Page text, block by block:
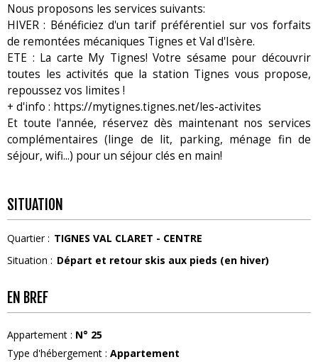
Nous proposons les services suivants:
HIVER : Bénéficiez d'un tarif préférentiel sur vos forfaits
de remontées mécaniques Tignes et Val d'Isère.
ETE : La carte My Tignes! Votre sésame pour découvrir
toutes les activités que la station Tignes vous propose,
repoussez vos limites !
+ d'info : https://mytignes.tignes.net/les-activites
Et toute l'année, réservez dès maintenant nos services
complémentaires (linge de lit, parking, ménage fin de
séjour, wifi...) pour un séjour clés en main!
SITUATION
Quartier : TIGNES VAL CLARET - CENTRE
Situation : Départ et retour skis aux pieds (en hiver)
EN BREF
Appartement : N° 25
Type d'hébergement : Appartement